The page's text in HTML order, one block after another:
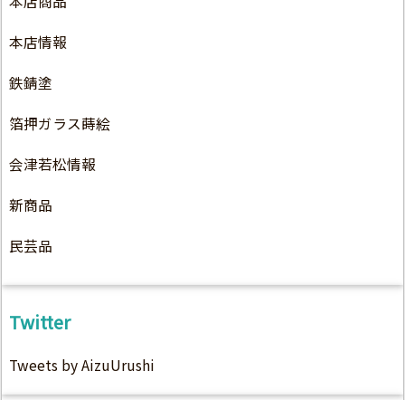
本店情報
鉄錆塗
箔押ガラス蒔絵
会津若松情報
新商品
民芸品
Twitter
Tweets by AizuUrushi